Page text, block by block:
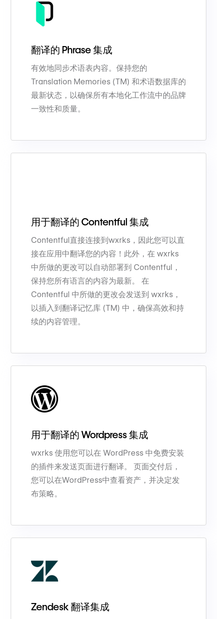
翻译的 Phrase 集成
有效地同步术语表内容。保持您的
Translation Memories (TM) 和术语数据库的
最新状态，以确保所有本地化工作流中的品牌
一致性和质量。
用于翻译的 Contentful 集成
Contentful直接连接到wxrks，因此您可以直
接在应用中翻译您的内容！此外，在 wxrks
中所做的更改可以自动部署到 Contentful，
保持您所有语言的内容为最新。 在
Contentful 中所做的更改会发送到 wxrks，
以插入到翻译记忆库 (TM) 中，确保高效和持
续的内容管理。
用于翻译的 Wordpress 集成
wxrks 使用您可以在 WordPress 中免费安装
的插件来发送页面进行翻译。 页面交付后，
您可以在WordPress中查看资产，并决定发
布策略。
Zendesk 翻译集成